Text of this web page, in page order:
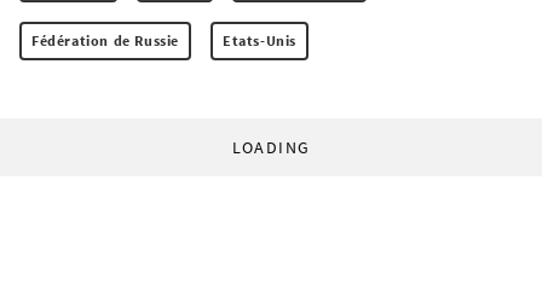
Fédération de Russie Etats-Unis
LOADING